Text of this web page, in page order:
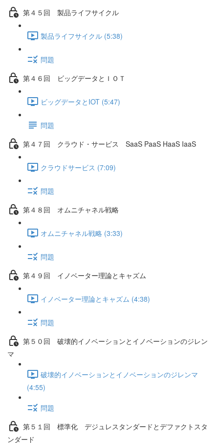
第４５回 製品ライフサイクル
製品ライフサイクル (5:38)
問題
第４６回 ビッグデータとＩＯＴ
ビッグデータとIOT (5:47)
問題
第４７回 クラウド・サービス SaaS PaaS HaaS IaaS
クラウドサービス (7:09)
問題
第４８回 オムニチャネル戦略
オムニチャネル戦略 (3:33)
問題
第４９回 イノベーター理論とキャズム
イノベーター理論とキャズム (4:38)
問題
第５０回 破壊的イノベーションとイノベーションのジレン
マ
破壊的イノベーションとイノベーションのジレンマ
(4:55)
問題
第５１回 標準化 デジュレスタンダードとデファクトスタ
ンダード